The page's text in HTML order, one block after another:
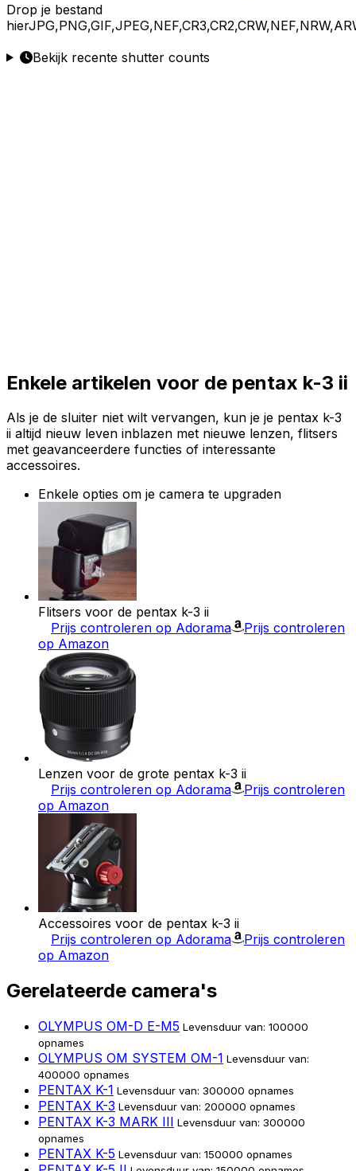
Drop je bestand
hier
Bekijk recente shutter counts
Enkele artikelen voor de pentax k-3 ii
Als je de sluiter niet wilt vervangen, kun je je pentax k-3
ii altijd nieuw leven inblazen met nieuwe lenzen, flitsers
met geavanceerdere functies of interessante
accessoires.
Enkele opties om je camera te upgraden
Flitsers voor de pentax k-3 ii
Prijs controleren op Adorama
Prijs controleren
op Amazon
Lenzen voor de grote pentax k-3 ii
Prijs controleren op Adorama
Prijs controleren
op Amazon
Accessoires voor de pentax k-3 ii
Prijs controleren op Adorama
Prijs controleren
op Amazon
Gerelateerde camera's
OLYMPUS OM-D E-M5 Levensduur van: 100000
opnames
OLYMPUS OM SYSTEM OM-1 Levensduur van:
400000 opnames
PENTAX K-1 Levensduur van: 300000 opnames
PENTAX K-3 Levensduur van: 200000 opnames
PENTAX K-3 MARK III Levensduur van: 300000
opnames
PENTAX K-5 Levensduur van: 150000 opnames